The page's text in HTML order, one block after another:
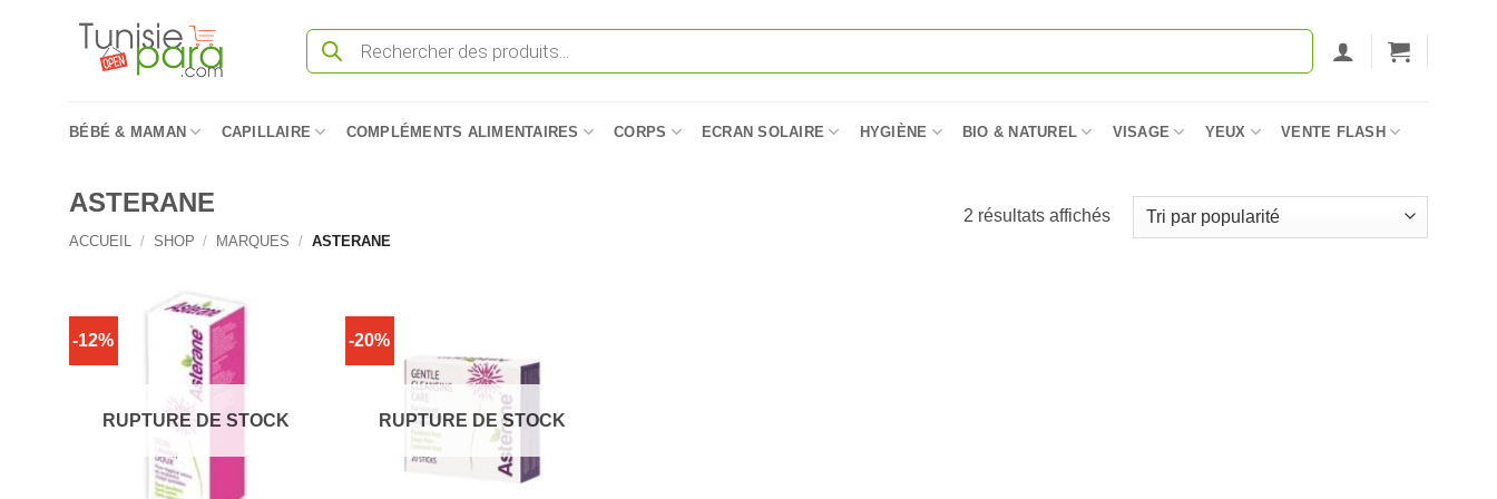
Recherche
produits
BÉBÉ & MAMAN CAPILLAIRE COMPLÉMENTS ALIMENTAIRES CORPS ECRAN SOLAIRE HYGIÈNE BIO & NATUREL VISAGE YEUX VENTE FLASH
ASTERANE
ACCUEIL / SHOP / MARQUES / ASTERANE
2 résultats affichésTrié
par
-12%
RUPTURE DE STOCK
-20%
RUPTURE DE STOCK